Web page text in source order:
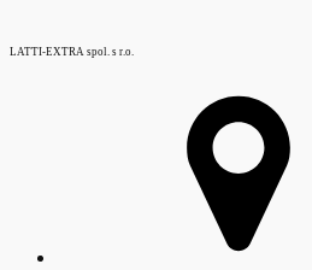
LATTI-EXTRA spol. s r.o.